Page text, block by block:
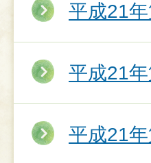
平成21
平成21
平成21